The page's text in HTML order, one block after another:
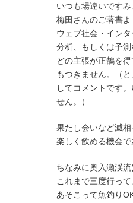
いつも場違いですみ
梅田さんのご著書よ
ウェブ社会・イン
分析、もしくは予
どの主張が正鵠を
もつきません。（
してコメントです
せん。）
果たし会いなど滅相
楽しく飲める機会で
ちなみに奥入瀬渓流
これまで三度行って
あそこって魚釣り